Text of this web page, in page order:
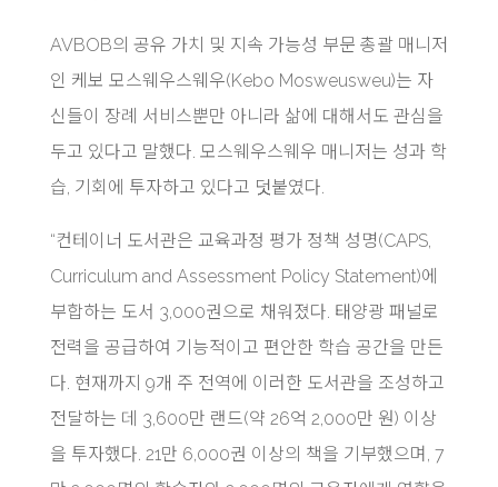
AVBOB의 공유 가치 및 지속 가능성 부문 총괄 매니저
인 케보 모스웨우스웨우(Kebo Mosweusweu)는 자
신들이 장례 서비스뿐만 아니라 삶에 대해서도 관심을
두고 있다고 말했다. 모스웨우스웨우 매니저는 성과 학
습, 기회에 투자하고 있다고 덧붙였다.
“컨테이너 도서관은 교육과정 평가 정책 성명(CAPS,
Curriculum and Assessment Policy Statement)에
부합하는 도서 3,000권으로 채워졌다. 태양광 패널로
전력을 공급하여 기능적이고 편안한 학습 공간을 만든
다. 현재까지 9개 주 전역에 이러한 도서관을 조성하고
전달하는 데 3,600만 랜드(약 26억 2,000만 원) 이상
을 투자했다. 21만 6,000권 이상의 책을 기부했으며, 7